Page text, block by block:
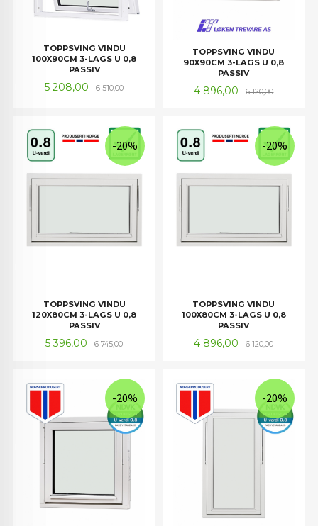
TOPPSVING VINDU
100X90CM 3-LAGS U 0,8
PASSIV
Tilbud
5 208,00 6 510,00Rabatt
TOPPSVING VINDU
90X90CM 3-LAGS U 0,8
PASSIV
Tilbud
4 896,00 6 120,00Rabatt
TOPPSVING VINDU
120X80CM 3-LAGS U 0,8
PASSIV
Tilbud
5 396,00 6 745,00Rabatt
-20%
TOPPSVING VINDU
100X80CM 3-LAGS U 0,8
PASSIV
Tilbud
4 896,00 6 120,00Rabatt
-20%
-20% -20%